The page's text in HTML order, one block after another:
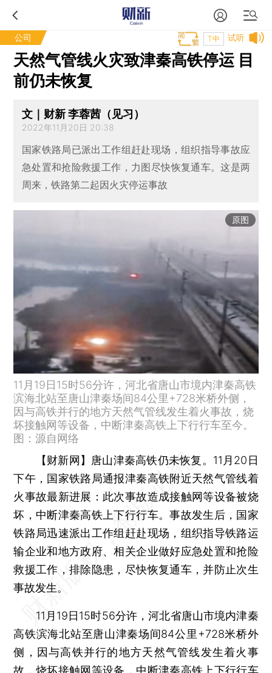
公司 试听
T中
天然气管线火灾致津秦高铁停运 目
前仍未恢复
文｜财新 李蓉茜（见习）
2022年11月20日 20:38
国家铁路局已派出工作组赶赴现场，组织指导事故应
急处置和抢险救援工作，力图尽快恢复通车。这是两
周来，铁路第二起因火灾停运事故
原图
11月19日15时56分许，河北省唐山市境内津秦高铁
滨海北站至唐山津秦场间84公里+728米桥外侧，
因与高铁并行的地方天然气管线发生着火事故，烧
坏接触网等设备，中断津秦高铁上下行行车至今。
图：源自网络
【财新网】 唐山津秦高铁仍未恢复。11月20日
下午，国家铁路局通报津秦高铁附近天然气管线着
火事故最新进展：此次事故造成接触网等设备被烧
坏，中断津秦高铁上下行行车。事故发生后，国家
铁路局迅速派出工作组赶赴现场，组织指导铁路运
输企业和地方政府、相关企业做好应急处置和抢险
救援工作，排除隐患，尽快恢复通车，并防止次生
事故发生。
11月19日15时56分许，河北省唐山市境内津秦
高铁滨海北站至唐山津秦场间84公里+728米桥外
侧，因与高铁并行的地方天然气管线发生着火事
故，烧坏接触网等设备，中断津秦高铁上下行行车